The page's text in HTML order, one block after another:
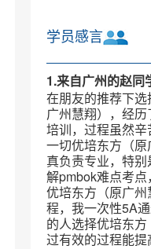
学员感言
1.来自广州的赵同
在朋友的推荐下
广州慧翔），经
培训，过程虽然
一切优培东方（
真负责专业，特
解pmbok难点考
优培东方（原广
程，我一次性5A
的人选择优培东
过有效的过程能提